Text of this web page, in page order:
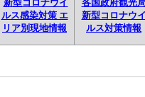
新型コロナウイ
ルス感染対策 エ
リア別現地情報
各国政府観光
新型コロナウ
ルス対策情報